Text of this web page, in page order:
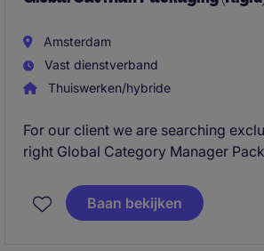
Amsterdam
Vast dienstverband
Thuiswerken/hybride
For our client we are searching
right Global Category Manager
with teams growing and product
This has created a new opportunity
Baan bekijken